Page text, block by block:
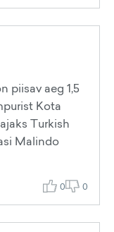
piisav aeg 1,5
Kota
Turkish
Malindo
0 0